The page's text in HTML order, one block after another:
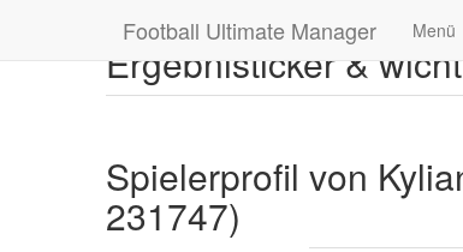
Football Ultimate Manager Menü
Ergebnisticker &
Spielerprofil von
231747)